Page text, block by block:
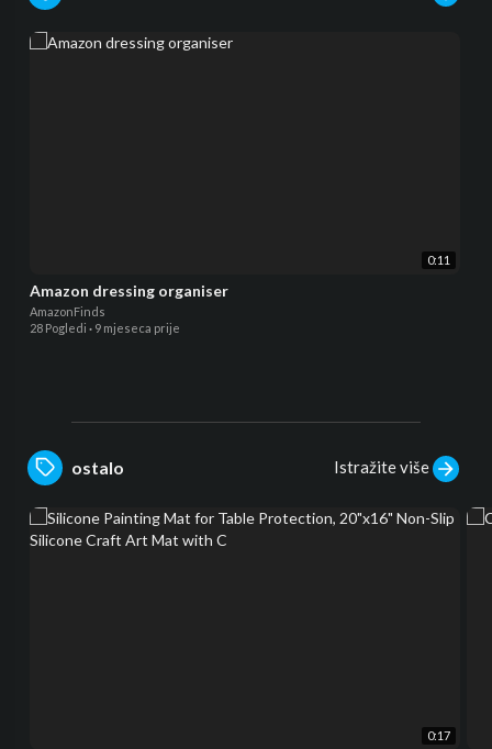
0:11
Amazon dressing organiser
AmazonFinds
28 Pogledi · 9 mjeseca prije
ostalo Istražite više
0:17